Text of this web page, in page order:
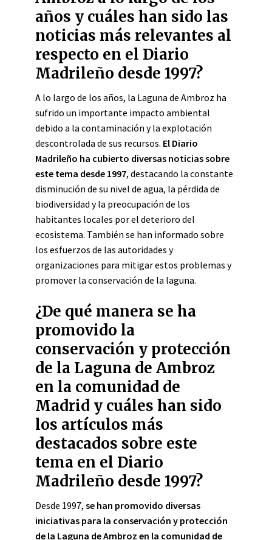
años y cuáles han sido las
noticias más relevantes al
respecto en el Diario
Madrileño desde 1997?
A lo largo de los años, la Laguna de Ambroz ha
sufrido un importante impacto ambiental
debido a la contaminación y la explotación
descontrolada de sus recursos. El Diario
Madrileño ha cubierto diversas noticias sobre
este tema desde 1997, destacando la constante
disminución de su nivel de agua, la pérdida de
biodiversidad y la preocupación de los
habitantes locales por el deterioro del
ecosistema. También se han informado sobre
los esfuerzos de las autoridades y
organizaciones para mitigar estos problemas y
promover la conservación de la laguna.
¿De qué manera se ha
promovido la
conservación y protección
de la Laguna de Ambroz
en la comunidad de
Madrid y cuáles han sido
los artículos más
destacados sobre este
tema en el Diario
Madrileño desde 1997?
Desde 1997, se han promovido diversas
iniciativas para la conservación y protección
de la Laguna de Ambroz en la comunidad de